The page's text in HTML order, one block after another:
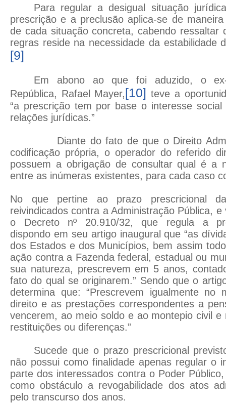
Para regular a desigual situação
prescrição e a preclusão aplica-se de
de cada situação concreta, cabendo ressaltar
regras reside na necessidade da estabilidade
[9]
Em abono ao que foi aduzido, o
República, Rafael Mayer,[10] teve a
“a prescrição tem por base o interesse social
relações jurídicas.”
Diante do fato de que o Direito
codificação própria, o operador do referido
possuem a obrigação de consultar qual é a
entre as inúmeras existentes, para cada caso
No que pertine ao prazo prescricional
reivindicados contra a Administração Pública,
o Decreto nº 20.910/32, que regula a
dispondo em seu artigo inaugural que “as
dos Estados e dos Municípios, bem assim
ação contra a Fazenda federal, estadual ou
sua natureza, prescrevem em 5 anos,
fato do qual se originarem.” Sendo que o
determina que: “Prescrevem igualmente no
direito e as prestações correspondentes a
vencerem, ao meio soldo e ao montepio civil e
restituições ou diferenças.”
Sucede que o prazo prescricional
não possui como finalidade apenas regular o
parte dos interessados contra o Poder
como obstáculo a revogabilidade dos atos
pelo transcurso dos anos.